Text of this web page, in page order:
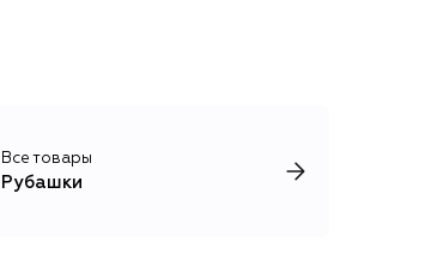
Все товары
Рубашки